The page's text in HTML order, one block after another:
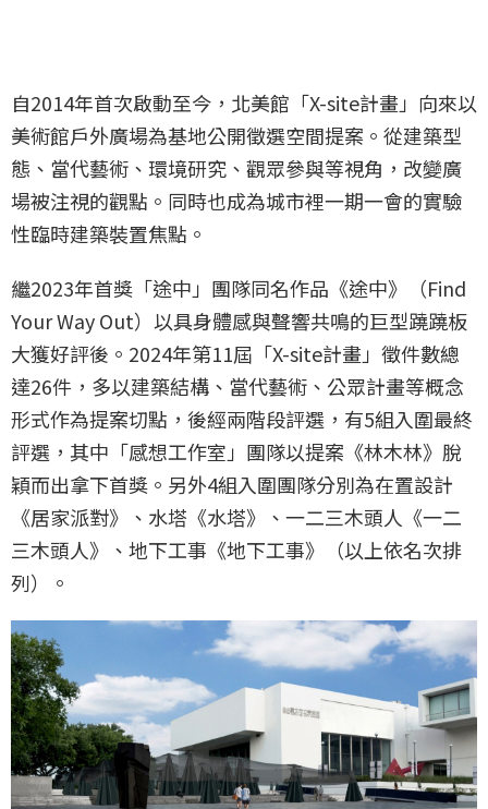
自2014年首次啟動至今，北美館「X-site計畫」向來以
美術館戶外廣場為基地公開徵選空間提案。從建築型
態、當代藝術、環境研究、觀眾參與等視角，改變廣
場被注視的觀點。同時也成為城市裡一期一會的實驗
性臨時建築裝置焦點。
繼2023年首獎「途中」團隊同名作品《途中》（Find
Your Way Out）以具身體感與聲響共鳴的巨型蹺蹺板
大獲好評後。2024年第11屆「X-site計畫」徵件數總
達26件，多以建築結構、當代藝術、公眾計畫等概念
形式作為提案切點，後經兩階段評選，有5組入圍最終
評選，其中「感想工作室」團隊以提案《林木林》脫
穎而出拿下首獎。另外4組入圍團隊分別為在置設計
《居家派對》、水塔《水塔》、一二三木頭人《一二
三木頭人》、地下工事《地下工事》（以上依名次排
列）。